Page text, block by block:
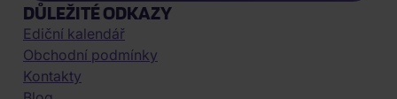
DŮLEŽITÉ ODKAZY
Ediční kalendář
Obchodní podmínky
Kontakty